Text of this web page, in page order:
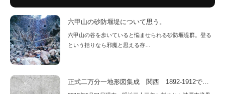
六甲山の砂防堰堤について思う。
六甲山の谷を歩いていると悩ませられる砂防堰堤群。登る
という括りなら邪魔と思える存…
正式二万分一地形図集成 関西 1892-1912で…